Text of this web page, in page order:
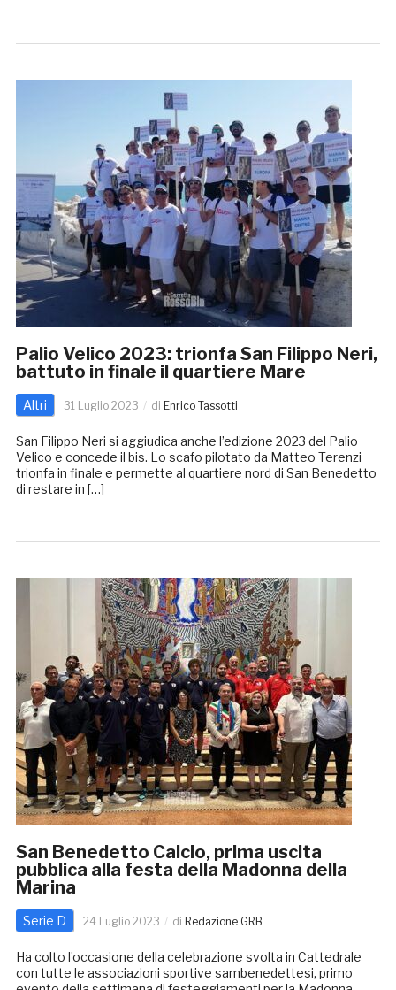
Palio Velico 2023: trionfa San Filippo Neri,
battuto in finale il quartiere Mare
Altri 31 Luglio 2023 di Enrico Tassotti
San Filippo Neri si aggiudica anche l’edizione 2023 del Palio
Velico e concede il bis. Lo scafo pilotato da Matteo Terenzi
trionfa in finale e permette al quartiere nord di San Benedetto
di restare in […]
San Benedetto Calcio, prima uscita
pubblica alla festa della Madonna della
Marina
Serie D 24 Luglio 2023 di Redazione GRB
Ha colto l’occasione della celebrazione svolta in Cattedrale
con tutte le associazioni sportive sambenedettesi, primo